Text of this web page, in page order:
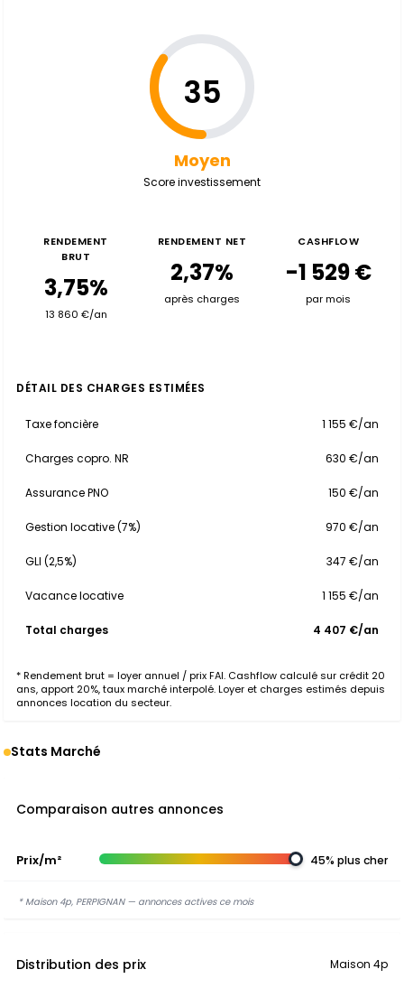
35
Moyen
Score investissement
RENDEMENT
BRUT
3,75%
13 860 €/an
RENDEMENT NET
2,37%
après charges
CASHFLOW
-1 529 €
par mois
DÉTAIL DES CHARGES ESTIMÉES
Taxe foncière 1 155 €/an
Charges copro. NR 630 €/an
Assurance PNO 150 €/an
Gestion locative (7%) 970 €/an
GLI (2,5%) 347 €/an
Vacance locative 1 155 €/an
Total charges 4 407 €/an
* Rendement brut = loyer annuel / prix FAI. Cashflow calculé sur crédit 20
ans, apport 20%, taux marché interpolé. Loyer et charges estimés depuis
annonces location du secteur.
Stats Marché
Comparaison autres annonces
Prix/m² 45% plus cher
* Maison 4p, PERPIGNAN — annonces actives ce mois
Distribution des prix Maison 4p